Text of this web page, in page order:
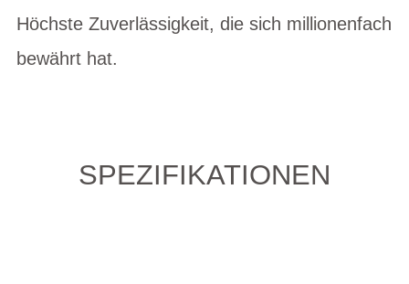
Höchste Zuverlässigkeit, die sich millionenfach
bewährt hat.
SPEZIFIKATIONEN